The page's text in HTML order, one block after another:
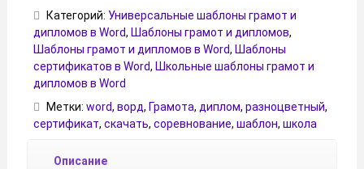
Категорий: Универсальные шаблоны грамот и
дипломов в Word, Шаблоны грамот и дипломов,
Шаблоны грамот и дипломов в Word, Шаблоны
сертификатов в Word, Школьные шаблоны грамот и
дипломов в Word
Метки: word, ворд, Грамота, диплом, разноцветный,
сертификат, скачать, соревнование, шаблон, школа
Описание